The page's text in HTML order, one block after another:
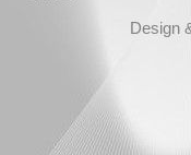
Design